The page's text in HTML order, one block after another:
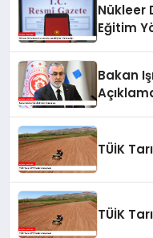
Nükleer
Eğitim
Bakan
TÜİK
TÜİK